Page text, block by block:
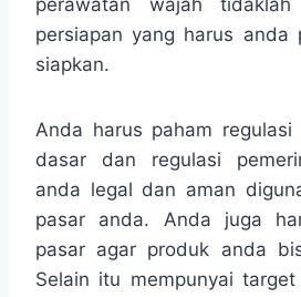
perawatan wajah
persiapan yang harus anda
siapkan.
Anda harus paham regulasi
dasar dan regulasi
anda legal dan aman
pasar anda. Anda juga
pasar agar produk anda
Selain itu mempunyai